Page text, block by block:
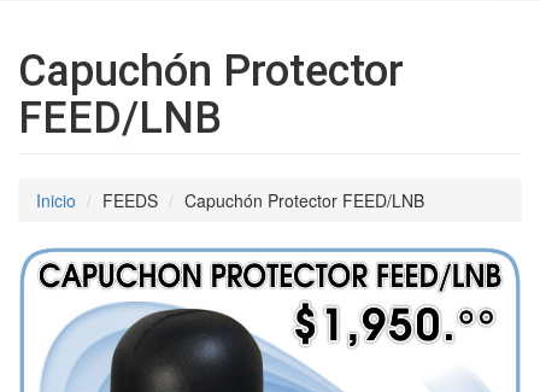
Capuchón Protector
FEED/LNB
Inicio FEEDS Capuchón Protector FEED/LNB